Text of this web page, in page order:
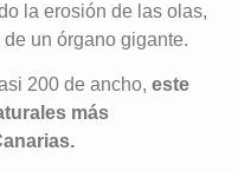
la erosión de las olas,
un órgano gigante.
200 de ancho, este
más